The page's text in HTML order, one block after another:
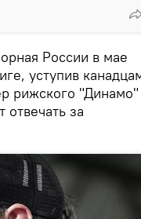
России в мае
уступив
рижского "Динамо"
за